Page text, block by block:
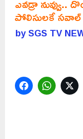
పోలిసులకే
bySGS TV
Facebook